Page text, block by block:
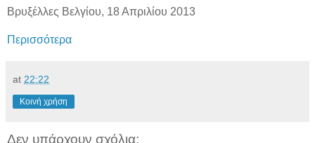
Βρυξέλλες Βελγίου, 18 Απριλίου 2013
Περισσότερα
at 22:22
Κοινή χρήση
Δεν υπάρχουν σχόλια: